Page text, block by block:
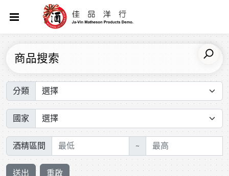
商品搜索
分類
國家
酒精區間 ~
送出 重啟